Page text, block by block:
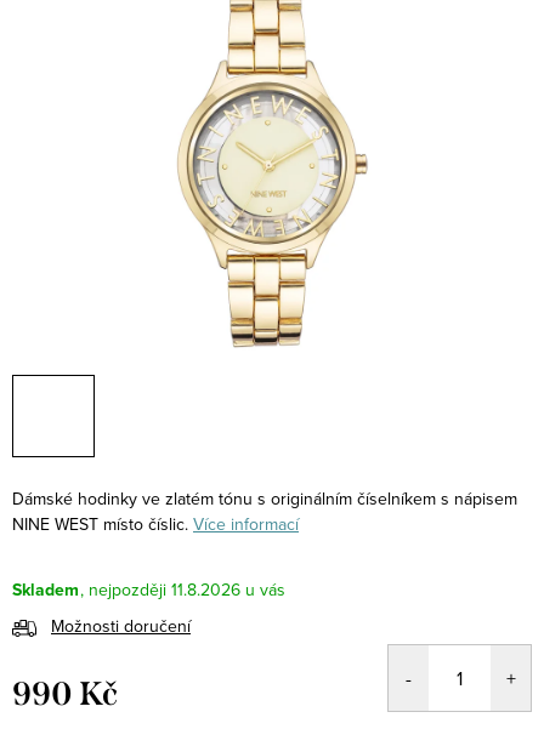
Dámské hodinky ve zlatém tónu s originálním číselníkem s nápisem
NINE WEST místo číslic. Více informací
Skladem
11.8.2026
Možnosti doručení
990 Kč